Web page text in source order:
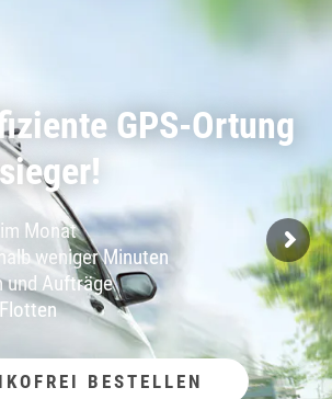
GPS-Ortung
im Monat
weniger Minuten
und Aufträge
BESTELLEN